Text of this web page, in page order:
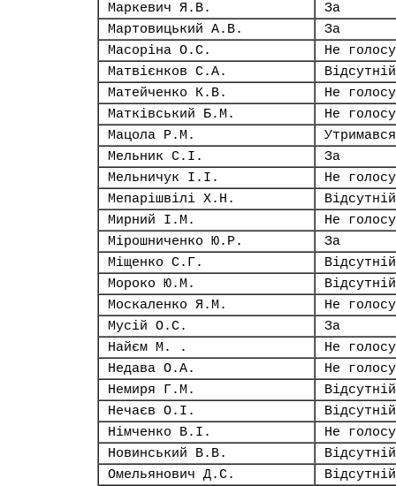
Маркевич Я.В.
За
Мартовицький А.В.
За
Масоріна О.С.
Не
Матвієнков С.А.
Відсутній
Матейченко К.В.
Не
Матківський Б.М.
Не
Мацола Р.М.
Утримався
Мельник С.І.
За
Мельничук І.І.
Не
Мепарішвілі Х.Н.
Відсутній
Мирний І.М.
Не
Мірошниченко Ю.Р.
За
Міщенко С.Г.
Відсутній
Мороко Ю.М.
Відсутній
Москаленко Я.М.
Не
Мусій О.С.
За
Найєм М. .
Не
Недава О.А.
Не
Немиря Г.М.
Відсутній
Нечаєв О.І.
Відсутній
Німченко В.І.
Не
Новинський В.В.
Відсутній
Омельянович Д.С.
Відсутній